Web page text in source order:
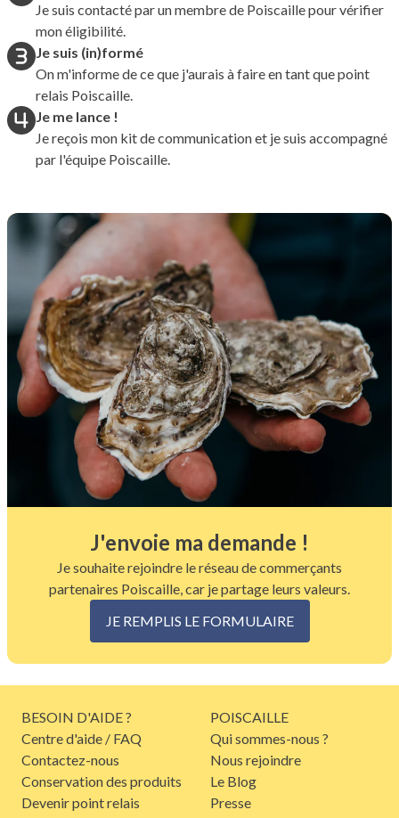
Je suis contacté par un membre de Poiscaille pour vérifier
mon éligibilité.
Je suis (in)formé
On m'informe de ce que j'aurais à faire en tant que point
relais Poiscaille.
Je me lance !
Je reçois mon kit de communication et je suis accompagné
par l'équipe Poiscaille.
J'envoie ma demande !
Je souhaite rejoindre le réseau de commerçants
partenaires Poiscaille, car je partage leurs valeurs.
JE REMPLIS LE FORMULAIRE
BESOIN D'AIDE ?
Centre d'aide / FAQ
Contactez-nous
Conservation des produits
Devenir point relais
POISCAILLE
Qui sommes-nous ?
Nous rejoindre
Le Blog
Presse